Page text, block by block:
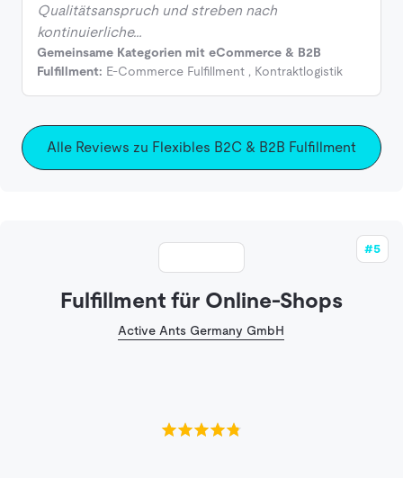
Qualitätsanspruch und streben nach
kontinuierliche…
Gemeinsame Kategorien mit eCommerce & B2B
Fulfillment: E-Commerce Fulfillment , Kontraktlogistik
Alle Reviews zu Flexibles B2C & B2B Fulfillment
#5
Fulfillment für Online-Shops
Active Ants Germany GmbH